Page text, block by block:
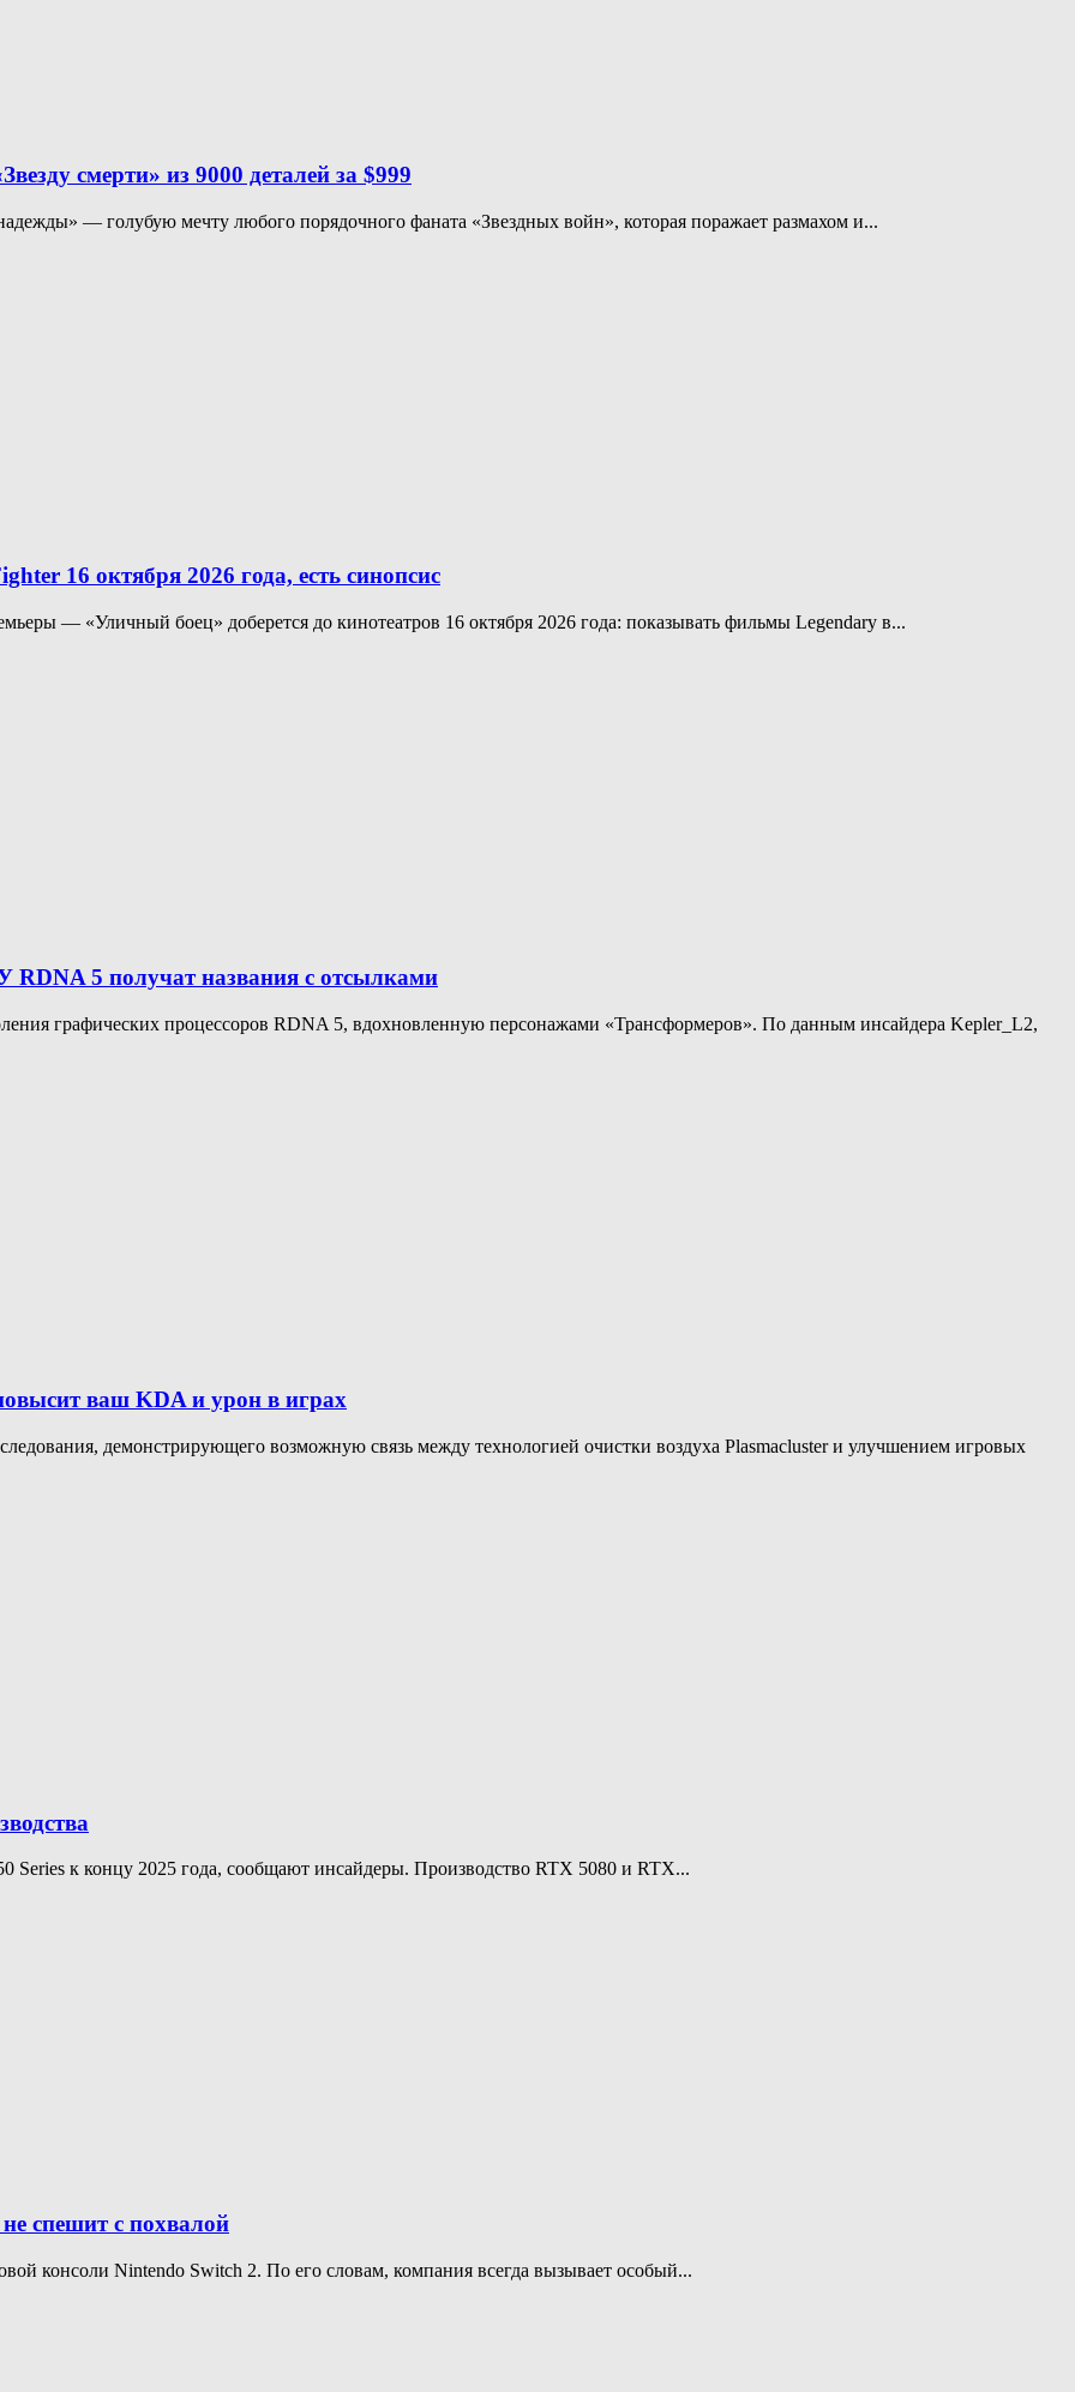
смерти» из 9000 деталей за $999
— голубую мечту любого порядочного фаната «Звездных войн», которая поражает размахом и...
16 октября 2026 года, есть синопсис
— «Уличный боец» доберется до кинотеатров 16 октября 2026 года: показывать фильмы Legendary в...
5 получат названия с отсылками
графических процессоров RDNA 5, вдохновленную персонажами «Трансформеров». По данным инсайдера Kepler_L2,
ваш KDA и урон в играх
демонстрирующего возможную связь между технологией очистки воздуха Plasmacluster и улучшением игровых
Series к концу 2025 года, сообщают инсайдеры. Производство RTX 5080 и RTX...
спешит с похвалой
консоли Nintendo Switch 2. По его словам, компания всегда вызывает особый...